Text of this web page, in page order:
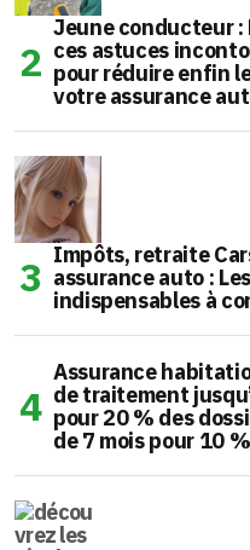
Jeune conducteur :
ces astuces
pour réduire enfin
votre assurance
Impôts, retraite
assurance auto :
indispensables à
Assurance
de traitement
pour 20 % des
de 7 mois pour 10